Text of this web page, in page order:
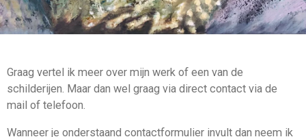
Graag vertel ik meer over mijn werk of een van de
schilderijen. Maar dan wel graag via direct contact via de
mail of telefoon.
Wanneer je onderstaand contactformulier invult dan neem ik